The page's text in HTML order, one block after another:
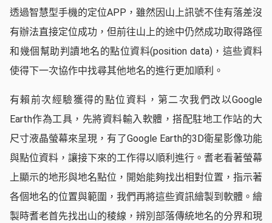
透過智慧型手機的定位APP，雖然因山上訊號不佳有落差沒
有辦法直接定位成功，但前往山上的途中仍然成功取得路徑
和幾個幫助判讀地名的點位資料(position data)，這些資料
使得下一次協作中找尋其他地名的進行更加順利。
有賴前次經驗獲得的點位資料，第二次我們改以Google
Earth作為工具，先將資料輸入軟體，搭配駐地工作站的大
尺寸液晶螢幕來呈現，有了Google Earth的3D衛星影像功能
與點位資料，讓接下來的工作得以順利進行。耆老看著螢幕
上顯示的地形與地名點位，開始能夠找出相對位置，指示著
各個地名的位置與範圍，我們再將這些資訊繪製到軟體。繪
製時耆老首先找出山的稜線，辨別部落傳統地名的分界和現